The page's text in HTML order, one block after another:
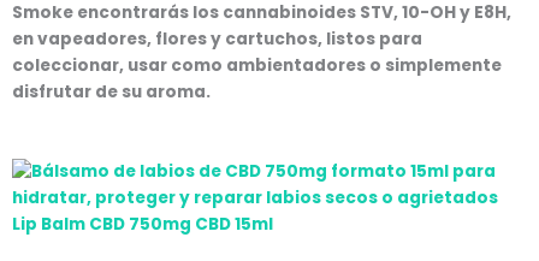
Smoke encontrarás los cannabinoides STV, 10-OH y E8H,
envapeadores, flores y cartuchos, listos para
coleccionar, usar como ambientadores o simplemente
disfrutar de su aroma.
Lip Balm CBD 750mg CBD 15ml
Rango
de
precios:
Rango
de
precios:
Rango
de
precios:
El
precio
original
El
precio
actual